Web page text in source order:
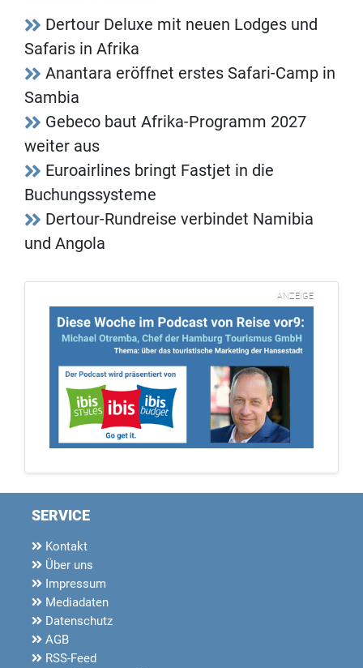
Dertour Deluxe mit neuen Lodges und
Safaris in Afrika
Anantara eröffnet erstes Safari-Camp in
Sambia
Gebeco baut Afrika-Programm 2027
weiter aus
Euroairlines bringt Fastjet in die
Buchungssysteme
Dertour-Rundreise verbindet Namibia
und Angola
ANZEIGE
SERVICE
Kontakt
Über uns
Impressum
Mediadaten
Datenschutz
AGB
RSS-Feed